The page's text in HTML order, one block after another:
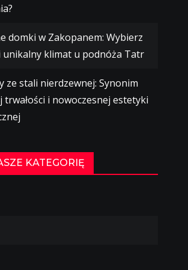
domki w Zakopanem: Wybierz
unikalny klimat u podnóża Tatr
ze stali nierdzewnej: Synonim
i nowoczesnej estetyki
KATEGORIĘ